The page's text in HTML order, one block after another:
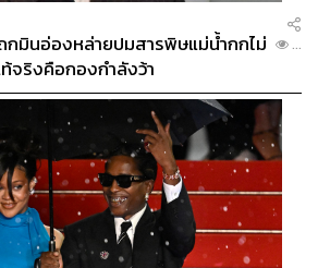
มินอ่องหล่ายปมสารพิษแม่น้ำกกไม่
จริงคือกองกำลังว้า
...